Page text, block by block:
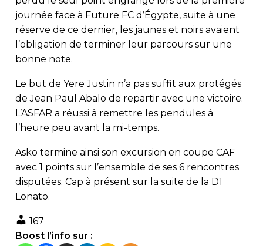
journée face à Future FC d’Égypte, suite à une
réserve de ce dernier, les jaunes et noirs avaient
l’obligation de terminer leur parcours sur une
bonne note.
Le but de Yere Justin n’a pas suffit aux protégés
de Jean Paul Abalo de repartir avec une victoire.
L’ASFAR a réussi à remettre les pendules à
l’heure peu avant la mi-temps.
Asko termine ainsi son excursion en coupe CAF
avec 1 points sur l’ensemble de ses 6 rencontres
disputées. Cap à présent sur la suite de la D1
Lonato.
167
Boost l’info sur :